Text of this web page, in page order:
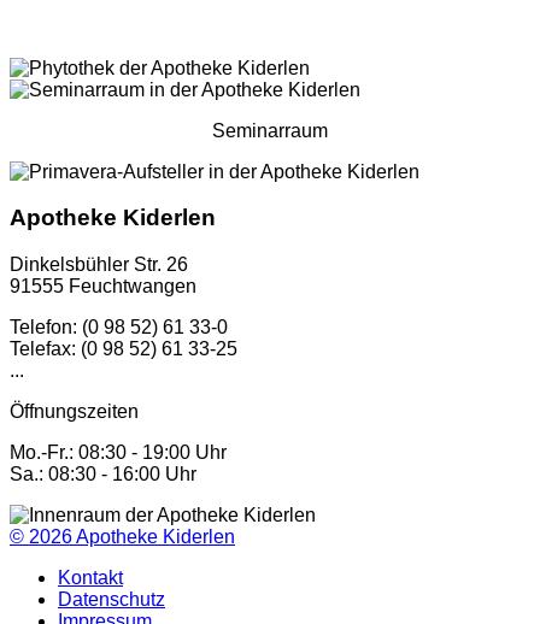
Seminarraum
Apotheke Kiderlen
Dinkelsbühler Str. 26
91555 Feuchtwangen
Telefon: (0 98 52) 61 33-0
Telefax: (0 98 52) 61 33-25
...
Öffnungszeiten
Mo.-Fr.: 08:30 - 19:00 Uhr
Sa.: 08:30 - 16:00 Uhr
© 2026Apotheke Kiderlen
Kontakt
Datenschutz